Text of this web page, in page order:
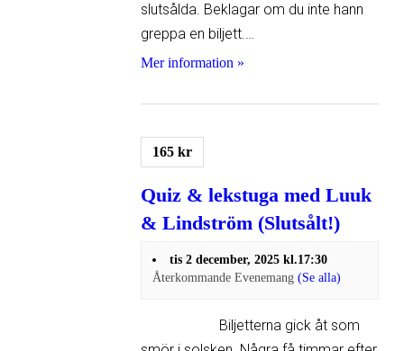
slutsålda. Beklagar om du inte hann
greppa en biljett.…
Mer information »
165 kr
Quiz & lekstuga med Luuk
& Lindström (Slutsålt!)
tis 2 december, 2025 kl.17:30
Återkommande Evenemang (Se alla)
Biljetterna gick åt som